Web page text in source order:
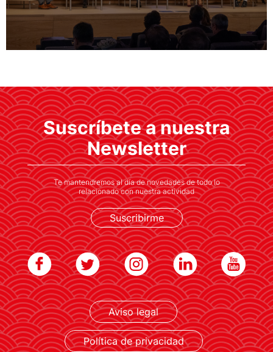
Suscríbete a nuestra
Newsletter
Te mantendremos al día de novedades de todo lo
relacionado con nuestra actividad
Suscribirme
Aviso legal
Política de privacidad